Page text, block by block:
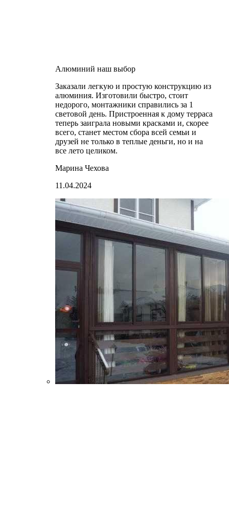
Алюминий наш выбор
Заказали легкую и простую конструкцию из
алюминия. Изготовили быстро, стоит
недорого, монтажники справились за 1
световой день. Пристроенная к дому терраса
теперь заиграла новыми красками и, скорее
всего, станет местом сбора всей семьи и
друзей не только в теплые деньги, но и на
все лето целиком.
Марина Чехова
11.04.2024